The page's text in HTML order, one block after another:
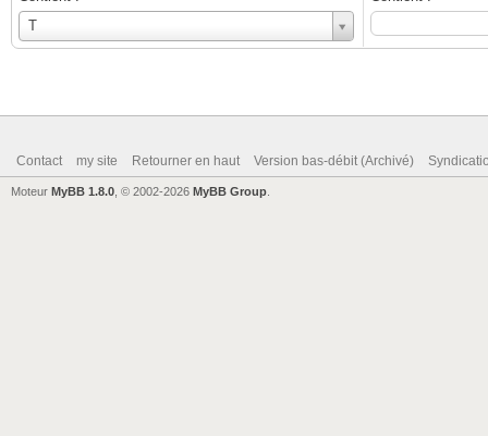
T
Utilisateur
Contact my site Retourner en haut Version bas-débit (Archivé)
Moteur MyBB 1.8.0 , © 2002-2026 MyBB Group